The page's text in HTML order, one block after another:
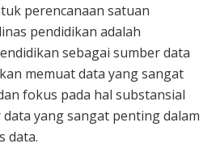
perencanaan satuan
pendidikan adalah
sebagai sumber data
memuat data yang sangat
fokus pada hal substansial
yang sangat penting dalam
data.